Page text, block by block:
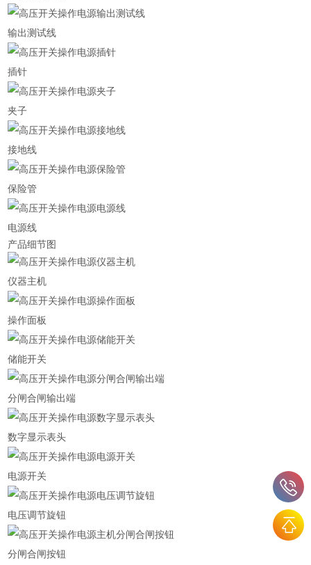
输出测试线
插针
夹子
接地线
保险管
电源线
产品细节图
仪器主机
操作面板
储能开关
分闸合闸输出端
数字显示表头
电源开关
电压调节旋钮
分闸合闸按钮